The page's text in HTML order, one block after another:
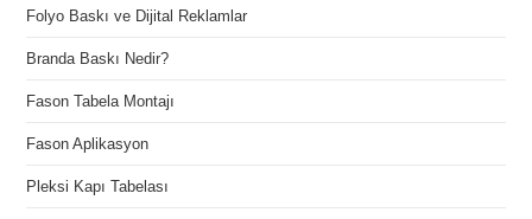
Folyo Baskı ve Dijital Reklamlar
Branda Baskı Nedir?
Fason Tabela Montajı
Fason Aplikasyon
Pleksi Kapı Tabelası